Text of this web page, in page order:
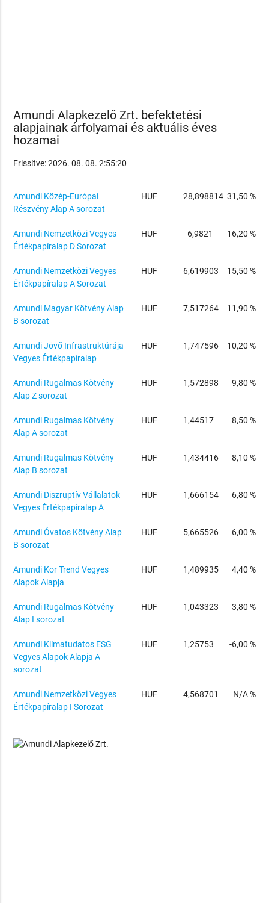
Amundi Alapkezelő Zrt. befektetési
alapjainak árfolyamai és aktuális éves
hozamai
Frissítve: 2026. 08. 08. 2:55:20
Amundi Közép-Európai
Részvény Alap A sorozat
HUF 28,898814 31,50 %
Amundi Nemzetközi Vegyes
Értékpapíralap D Sorozat
HUF 6,9821 16,20 %
Amundi Nemzetközi Vegyes
Értékpapíralap A Sorozat
HUF 6,619903 15,50 %
Amundi Magyar Kötvény Alap
B sorozat
HUF 7,517264 11,90 %
Amundi Jövő Infrastruktúrája
Vegyes Értékpapíralap
HUF 1,747596 10,20 %
Amundi Rugalmas Kötvény
Alap Z sorozat
HUF 1,572898 9,80 %
Amundi Rugalmas Kötvény
Alap A sorozat
HUF 1,44517 8,50 %
Amundi Rugalmas Kötvény
Alap B sorozat
HUF 1,434416 8,10 %
Amundi Diszruptív Vállalatok
Vegyes Értékpapíralap A
HUF 1,666154 6,80 %
Amundi Óvatos Kötvény Alap
B sorozat
HUF 5,665526 6,00 %
Amundi Kor Trend Vegyes
Alapok Alapja
HUF 1,489935 4,40 %
Amundi Rugalmas Kötvény
Alap I sorozat
HUF 1,043323 3,80 %
Amundi Klímatudatos ESG
Vegyes Alapok Alapja A
sorozat
HUF 1,25753 -6,00 %
Amundi Nemzetközi Vegyes
Értékpapíralap I Sorozat
HUF 4,568701 N/A %